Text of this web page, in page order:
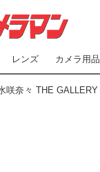
レンズ カメラ用品